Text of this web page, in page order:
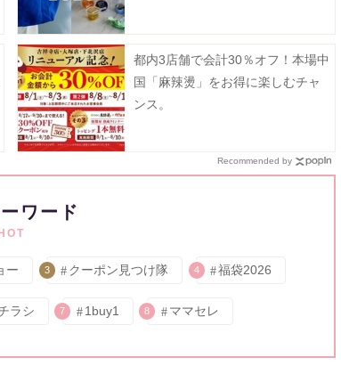
都内3店舗で会計30％オフ！本場中
国「麻辣燙」をお得に楽しむチャ
ンス。
Recommended by
ワード
HOT
ー 3 クーポン見つけ隊 4 福袋2026
ラシ 7 1buy1 8 ママセレ